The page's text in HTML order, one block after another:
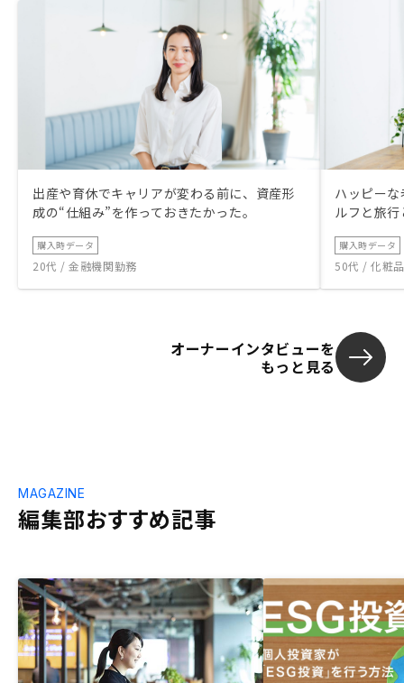
出産や育休でキャリアが変わる前に、資産形
成の“仕組み”を作っておきたかった。
購入時データ
20代 / 金融機関勤務
ハッピー
ルフと旅
購入時データ
50代 / 化粧
オーナーインタビューを
もっと見る
編集部おすすめ記事
MAGAZINE